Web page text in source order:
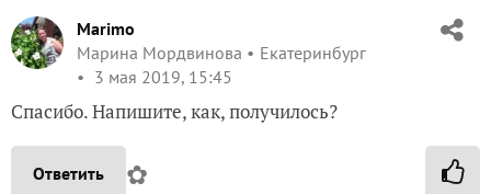
Marimo
Марина Мордвинова
Екатеринбург
3 мая 2019, 15:45
Спасибо. Напишите, как, получилось?
Ответить ✿